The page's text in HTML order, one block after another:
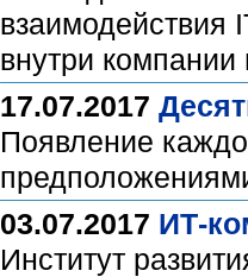
взаимодействия
внутри
17.07.2017
Появление
03.07.2017 ИТ-
Институт